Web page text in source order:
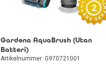
2
Gardena AquaBrush (Utan
Batteri)
Artikelnummer: G970721001